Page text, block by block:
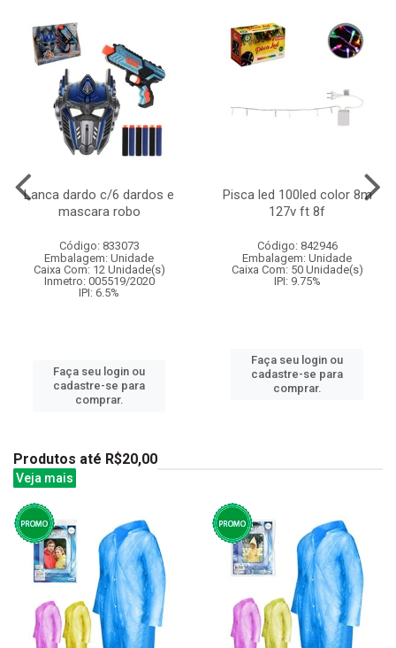
Lanca dardo c/6 dardos e
mascara robo
Código: 833073
Embalagem: Unidade
Caixa Com: 12 Unidade(s)
Inmetro: 005519/2020
IPI: 6.5%
Faça seu login ou
cadastre-se para
comprar.
Pisca led 100led color 8m
127v ft 8f
Código: 842946
Embalagem: Unidade
Caixa Com: 50 Unidade(s)
IPI: 9.75%
Faça seu login ou
cadastre-se para
comprar.
Produtos até R$20,00
Veja mais